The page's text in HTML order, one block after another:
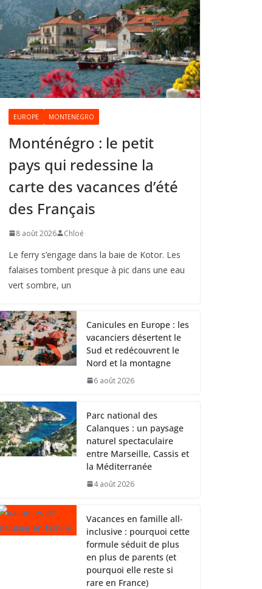
EUROPE MONTENEGRO
Monténégro : le petit
pays qui redessine la
carte des vacances d’été
des Français
8 août 2026 Chloé
Le ferry s’engage dans la baie de Kotor. Les
falaises tombent presque à pic dans une eau
vert sombre, un
Canicules en Europe : les
vacanciers désertent le
Sud et redécouvrent le
Nord et la montagne
6 août 2026
Parc national des
Calanques : un paysage
naturel spectaculaire
entre Marseille, Cassis et
la Méditerranée
4 août 2026
Vacances en famille all-
inclusive : pourquoi cette
formule séduit de plus
en plus de parents (et
pourquoi elle reste si
rare en France)